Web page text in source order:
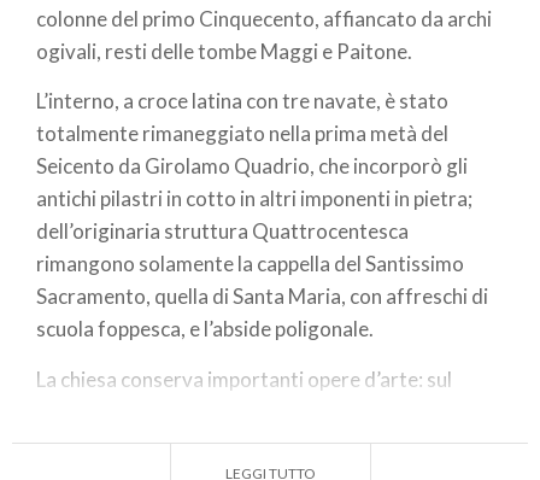
colonne del primo Cinquecento, affiancato da archi
ogivali, resti delle tombe Maggi e Paitone.
L’interno, a croce latina con tre navate, è stato
totalmente rimaneggiato nella prima metà del
Seicento da Girolamo Quadrio, che incorporò gli
antichi pilastri in cotto in altri imponenti in pietra;
dell’originaria struttura Quattrocentesca
rimangono solamente la cappella del Santissimo
Sacramento, quella di Santa Maria, con affreschi di
scuola foppesca, e l’abside poligonale.
La chiesa conserva importanti opere d’arte: sul
sul terzo Strage degli innocenti di Moretto (1531),
LEGGI TUTTO